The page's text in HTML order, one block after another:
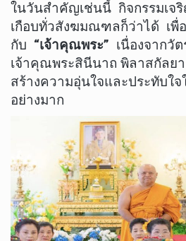
ในวันสำคัญเช่นนี้ กิจกรรมเจ
เกือบทั่วสังฆมณฑลก็ว่าได้ เพื่
กับ “เจ้าคุณพระ” เนื่องจากวั
เจ้าคุณพระสินีนาถ พิลาสกัลย
สร้างความอุ่นใจและประทับใ
อย่างมาก